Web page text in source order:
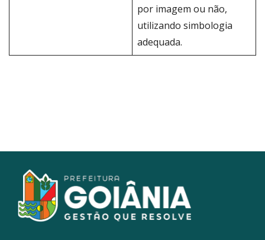
por imagem ou não,
utilizando simbologia
adequada.